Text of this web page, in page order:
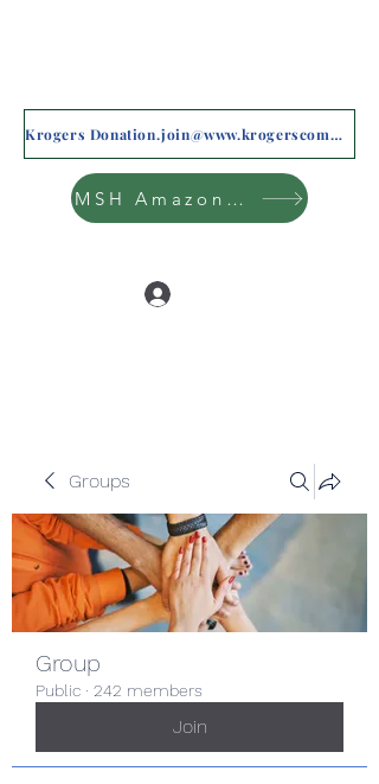
Krogers Donation.join@www.krogerscommunityrewards.com
MSH Amazon Wishlist
Groups
Group
Public · 242 members
Join